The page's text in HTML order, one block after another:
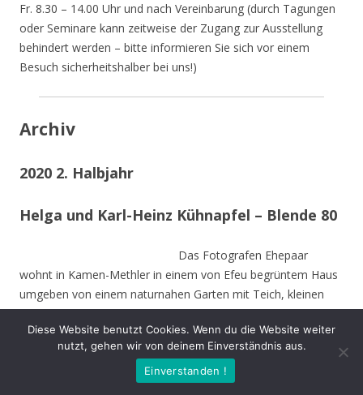
Fr. 8.30 – 14.00 Uhr und nach Vereinbarung (durch Tagungen
oder Seminare kann zeitweise der Zugang zur Ausstellung
behindert werden – bitte informieren Sie sich vor einem
Besuch sicherheitshalber bei uns!)
Archiv
2020 2. Halbjahr
Helga und Karl-Heinz Kühnapfel – Blende 80
Das Fotografen Ehepaar
wohnt in Kamen-Methler in einem von Efeu begrüntem Haus
umgeben von einem naturnahen Garten mit Teich, kleinen
naturnahen Wiesen, Obstbäumen und weiteren hohen
Bäumen. Die Stämme der von Stürmen gefällten Bäume sind
zu Teilen im Garten integriert und dienen vielen Insekten und
Vögeln als Nahrungs-und Brutstätte.
Diese Website benutzt Cookies. Wenn du die Website weiter
nutzt, gehen wir von deinem Einverständnis aus.
Einverstanden !